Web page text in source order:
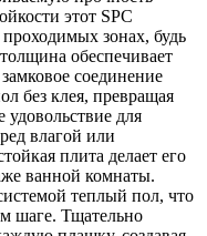
этот SPC
зонах, будь
обеспечивает
соединение
без клея, превращая
удовольствие для
влагой или
плита делает его
ванной комнаты.
теплый пол, что
шаге. Тщательно